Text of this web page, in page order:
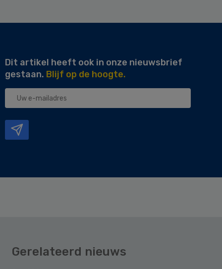
Dit artikel heeft ook in onze nieuwsbrief
gestaan. Blijf op de hoogte.
Uw
Gerelateerd nieuws